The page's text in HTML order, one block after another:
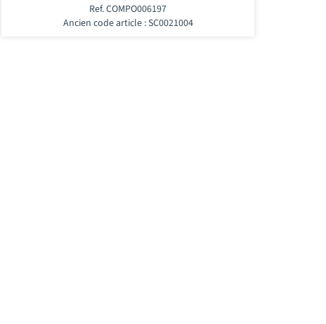
Ref. COMPO006197
Ancien code article : SC0021004